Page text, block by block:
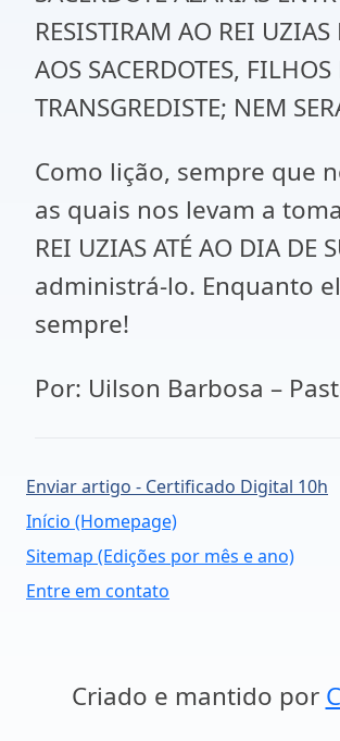
RESISTIRAM AO REI
AOS SACERDOTES,
TRANSGREDISTE; NEM
Como lição, sempre que
as quais nos levam a
REI UZIAS ATÉ AO DIA
administrá-lo. Enquanto
sempre!
Por: Uilson Barbosa –
Enviar artigo - Certificado Digital 10h
Início (Homepage)
Sitemap (Edições por mês e ano)
Entre em contato
Criado e mantido por